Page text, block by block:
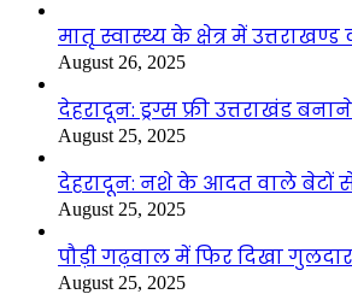
मातृ स्वास्थ्य के क्षेत्र में
August 26, 2025
देहरादून: ड्रग्स फ्री उत्तराखंड
August 25, 2025
देहरादून: नशे के आदत वाले बेटों
August 25, 2025
पौड़ी गढ़वाल में फिर दिखा
August 25, 2025